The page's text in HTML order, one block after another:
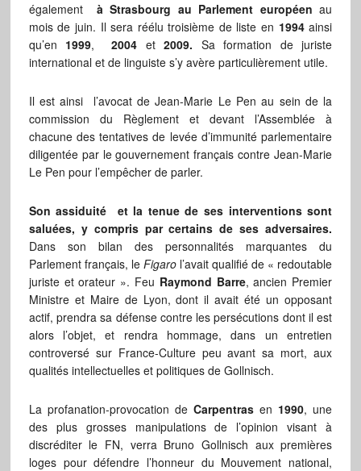
également à Strasbourg au Parlement européen au
mois de juin. Il sera réélu troisième de liste en 1994ainsi
qu’en 1999,2004 et2009. Sa formation de juriste
international et de linguiste s’y avère particulièrement utile.
Il est ainsi l’avocat de Jean-Marie Le Pen au sein de la
commission du Règlement et devant l’Assemblée à
chacune des tentatives de levée d’immunité parlementaire
diligentée par le gouvernement français contre Jean-Marie
Le Pen pour l’empêcher de parler.
Son assiduité et la tenue de ses interventions sont
saluées, y compris par certains de ses adversaires.
Dans son bilan des personnalités marquantes du
Parlement français, le Figarol’avait qualifié de « redoutable
juriste et orateur ». Feu Raymond Barre, ancien Premier
Ministre et Maire de Lyon, dont il avait été un opposant
actif, prendra sa défense contre les persécutions dont il est
alors l’objet, et rendra hommage, dans un entretien
controversé sur France-Culture peu avant sa mort, aux
qualités intellectuelles et politiques de Gollnisch.
La profanation-provocation de Carpentras en 1990, une
des plus grosses manipulations de l’opinion visant à
discréditer le FN, verra Bruno Gollnisch aux premières
loges pour défendre l’honneur du Mouvement national,